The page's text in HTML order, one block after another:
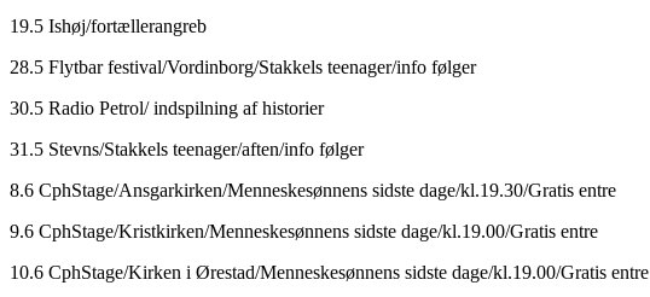
19.5 Ishøj/fortællerangreb
28.5 Flytbar festival/Vordinborg/Stakkels teenager/info følger
30.5 Radio Petrol/ indspilning af historier
31.5 Stevns/Stakkels teenager/aften/info følger
8.6 CphStage/Ansgarkirken/Menneskesønnens sidste dage/kl.19.30/Gratis entre
9.6 CphStage/Kristkirken/Menneskesønnens sidste dage/kl.19.00/Gratis entre
10.6 CphStage/Kirken i Ørestad/Menneskesønnens sidste dage/kl.19.00/Gratis entre